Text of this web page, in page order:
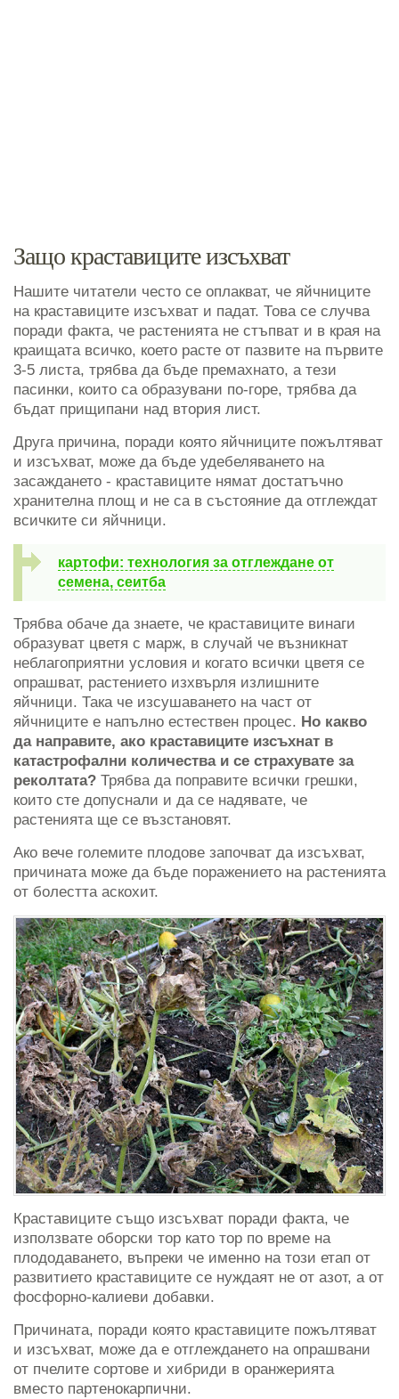
Защо краставиците изсъхват
Нашите читатели често се оплакват, че яйчниците
на краставиците изсъхват и падат. Това се случва
поради факта, че растенията не стъпват и в края на
краищата всичко, което расте от пазвите на първите
3-5 листа, трябва да бъде премахнато, а тези
пасинки, които са образувани по-горе, трябва да
бъдат прищипани над втория лист.
Друга причина, поради която яйчниците пожълтяват
и изсъхват, може да бъде удебеляването на
засаждането - краставиците нямат достатъчно
хранителна площ и не са в състояние да отглеждат
всичките си яйчници.
картофи: технология за отглеждане от
семена, сеитба
Трябва обаче да знаете, че краставиците винаги
образуват цветя с марж, в случай че възникнат
неблагоприятни условия и когато всички цветя се
опрашват, растението изхвърля излишните
яйчници. Така че изсушаването на част от
яйчниците е напълно естествен процес. Но какво
да направите, ако краставиците изсъхнат в
катастрофални количества и се страхувате за
реколтата? Трябва да поправите всички грешки,
които сте допуснали и да се надявате, че
растенията ще се възстановят.
Ако вече големите плодове започват да изсъхват,
причината може да бъде поражението на растенията
от болестта аскохит.
Краставиците също изсъхват поради факта, че
използвате оборски тор като тор по време на
плододаването, въпреки че именно на този етап от
развитието краставиците се нуждаят не от азот, а от
фосфорно-калиеви добавки.
Причината, поради която краставиците пожълтяват
и изсъхват, може да е отглеждането на опрашвани
от пчелите сортове и хибриди в оранжерията
вместо партенокарпични.